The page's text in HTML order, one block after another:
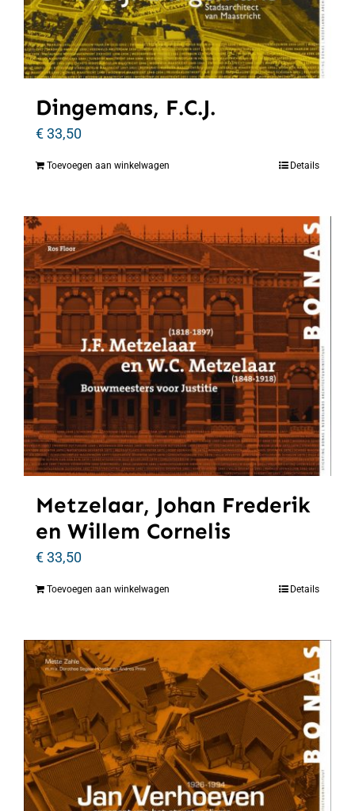
Dingemans, F.C.J.
€33,50
Toevoegen aan winkelwagen Details
Metzelaar, Johan Frederik
en Willem Cornelis
€33,50
Toevoegen aan winkelwagen Details